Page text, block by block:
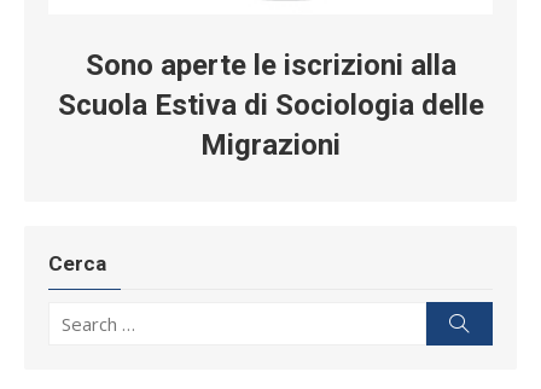
Sono aperte le iscrizioni alla
Scuola Estiva di Sociologia delle
Migrazioni
Cerca